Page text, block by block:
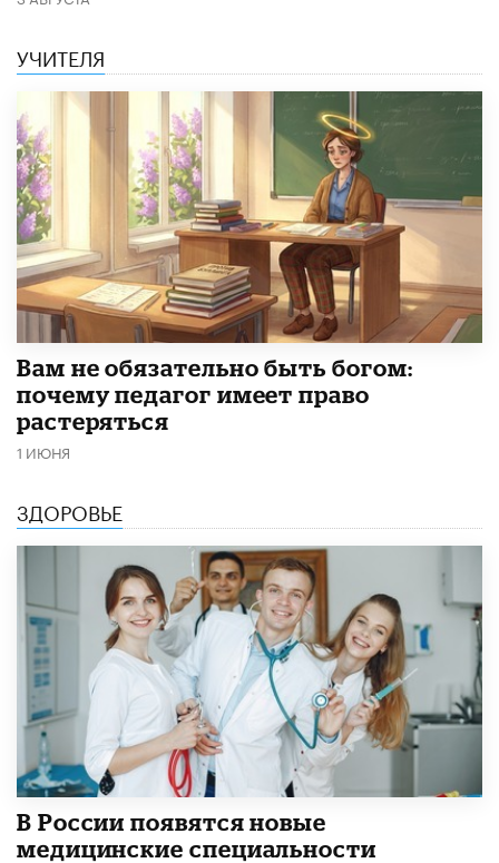
УЧИТЕЛЯ
​Вам не обязательно быть богом:
почему педагог имеет право
растеряться
1 ИЮНЯ
ЗДОРОВЬЕ
В России появятся новые
медицинские специальности